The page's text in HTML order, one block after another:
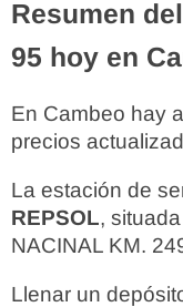
Resumen
95 hoy en
En Cambeo hay
precios
La estación de
REPSOL,
NACINAL KM.
Llenar un